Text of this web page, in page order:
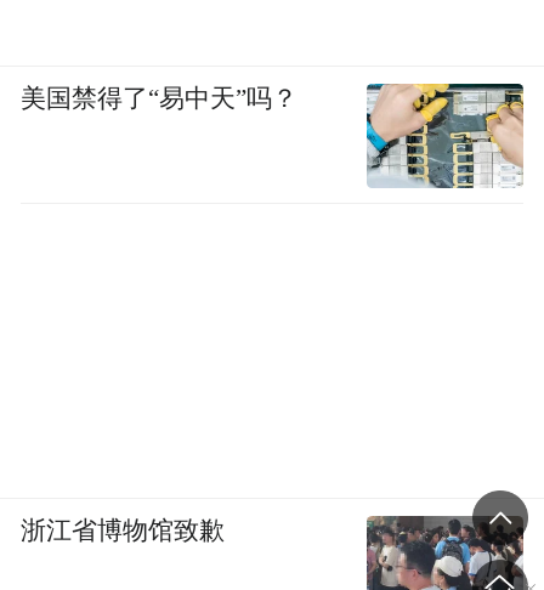
美国禁得了“易中天”吗？
浙江省博物馆致歉